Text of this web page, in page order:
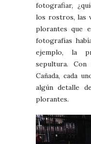
fotografiar,
los rostros, las
plorantes que
fotografías
ejemplo, la
sepultura.
Cañada, cada
algún detalle
plorantes.